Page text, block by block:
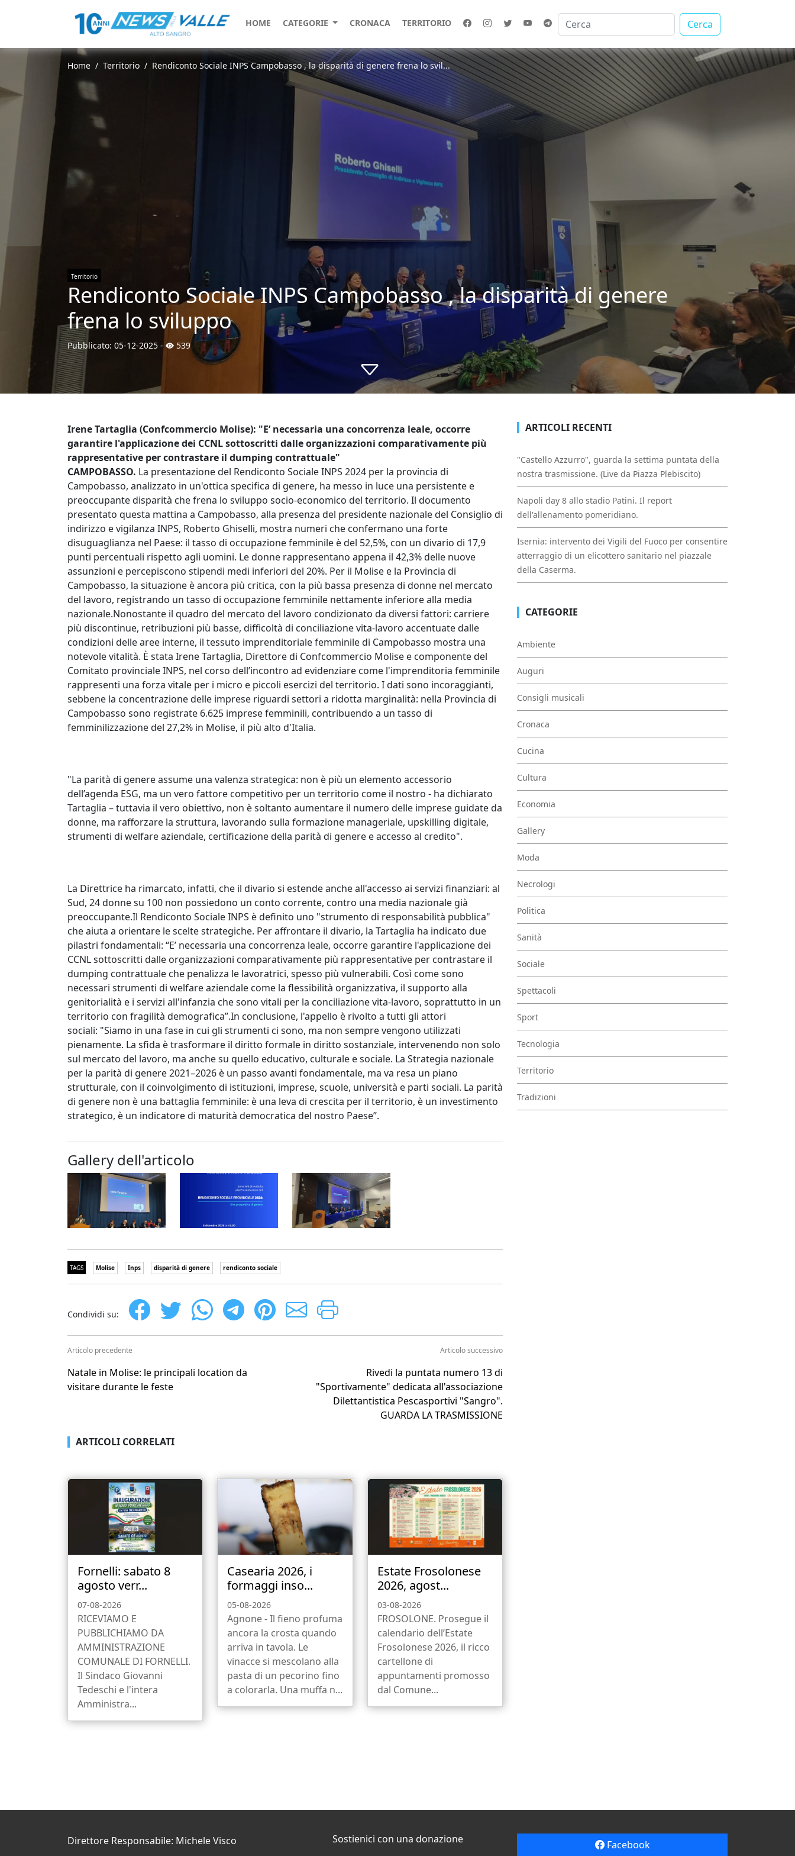
HOME CATEGORIE CRONACA TERRITORIO Cerca
Home Territorio Rendiconto Sociale INPS Campobasso , la disparità di genere frena lo svil...
Territorio
Rendiconto Sociale INPS Campobasso , la disparità di genere
frena lo sviluppo
Pubblicato: 05-12-2025 - 539
Irene Tartaglia (Confcommercio Molise): "E’ necessaria una concorrenza leale, occorre
garantire l'applicazione dei CCNL sottoscritti dalle organizzazioni comparativamente più
rappresentative per contrastare il dumping contrattuale"
CAMPOBASSO. La presentazione del Rendiconto Sociale INPS 2024 per la provincia di
Campobasso, analizzato in un'ottica specifica di genere, ha messo in luce una persistente e
preoccupante disparità che frena lo sviluppo socio-economico del territorio. Il documento
presentato questa mattina a Campobasso, alla presenza del presidente nazionale del Consiglio di
indirizzo e vigilanza INPS, Roberto Ghiselli, mostra numeri che confermano una forte
disuguaglianza nel Paese: il tasso di occupazione femminile è del 52,5%, con un divario di 17,9
punti percentuali rispetto agli uomini. Le donne rappresentano appena il 42,3% delle nuove
assunzioni e percepiscono stipendi medi inferiori del 20%. Per il Molise e la Provincia di
Campobasso, la situazione è ancora più critica, con la più bassa presenza di donne nel mercato
del lavoro, registrando un tasso di occupazione femminile nettamente inferiore alla media
nazionale.Nonostante il quadro del mercato del lavoro condizionato da diversi fattori: carriere
più discontinue, retribuzioni più basse, difficoltà di conciliazione vita-lavoro accentuate dalle
condizioni delle aree interne, il tessuto imprenditoriale femminile di Campobasso mostra una
notevole vitalità. È stata Irene Tartaglia, Direttore di Confcommercio Molise e componente del
Comitato provinciale INPS, nel corso dell’incontro ad evidenziare come l'imprenditoria femminile
rappresenti una forza vitale per i micro e piccoli esercizi del territorio. I dati sono incoraggianti,
sebbene la concentrazione delle imprese riguardi settori a ridotta marginalità: nella Provincia di
Campobasso sono registrate 6.625 imprese femminili, contribuendo a un tasso di
femminilizzazione del 27,2% in Molise, il più alto d'Italia.
"La parità di genere assume una valenza strategica: non è più un elemento accessorio
dell’agenda ESG, ma un vero fattore competitivo per un territorio come il nostro - ha dichiarato
Tartaglia – tuttavia il vero obiettivo, non è soltanto aumentare il numero delle imprese guidate da
donne, ma rafforzare la struttura, lavorando sulla formazione manageriale, upskilling digitale,
strumenti di welfare aziendale, certificazione della parità di genere e accesso al credito".
La Direttrice ha rimarcato, infatti, che il divario si estende anche all'accesso ai servizi finanziari: al
Sud, 24 donne su 100 non possiedono un conto corrente, contro una media nazionale già
preoccupante.Il Rendiconto Sociale INPS è definito uno "strumento di responsabilità pubblica"
che aiuta a orientare le scelte strategiche. Per affrontare il divario, la Tartaglia ha indicato due
pilastri fondamentali: “E’ necessaria una concorrenza leale, occorre garantire l'applicazione dei
CCNL sottoscritti dalle organizzazioni comparativamente più rappresentative per contrastare il
dumping contrattuale che penalizza le lavoratrici, spesso più vulnerabili. Così come sono
necessari strumenti di welfare aziendale come la flessibilità organizzativa, il supporto alla
genitorialità e i servizi all'infanzia che sono vitali per la conciliazione vita-lavoro, soprattutto in un
territorio con fragilità demografica”.In conclusione, l'appello è rivolto a tutti gli attori
sociali: "Siamo in una fase in cui gli strumenti ci sono, ma non sempre vengono utilizzati
pienamente. La sfida è trasformare il diritto formale in diritto sostanziale, intervenendo non solo
sul mercato del lavoro, ma anche su quello educativo, culturale e sociale. La Strategia nazionale
per la parità di genere 2021–2026 è un passo avanti fondamentale, ma va resa un piano
strutturale, con il coinvolgimento di istituzioni, imprese, scuole, università e parti sociali. La parità
di genere non è una battaglia femminile: è una leva di crescita per il territorio, è un investimento
strategico, è un indicatore di maturità democratica del nostro Paese”.
Gallery dell'articolo
TAGS Molise Inps disparità di genere rendiconto sociale
Condividi su:
Articolo precedente
Natale in Molise: le principali location da
visitare durante le feste
Articolo successivo
Rivedi la puntata numero 13 di
"Sportivamente" dedicata all'associazione
Dilettantistica Pescasportivi "Sangro".
GUARDA LA TRASMISSIONE
ARTICOLI CORRELATI
Fornelli: sabato 8
agosto verr...
07-08-2026
RICEVIAMO E
PUBBLICHIAMO DA
AMMINISTRAZIONE
COMUNALE DI FORNELLI.
Il Sindaco Giovanni
Tedeschi e l'intera
Amministra...
Casearia 2026, i
formaggi inso...
05-08-2026
Agnone - Il fieno profuma
ancora la crosta quando
arriva in tavola. Le
vinacce si mescolano alla
pasta di un pecorino fino
a colorarla. Una muffa n...
Estate Frosolonese
2026, agost...
03-08-2026
FROSOLONE. Prosegue il
calendario dell’Estate
Frosolonese 2026, il ricco
cartellone di
appuntamenti promosso
dal Comune...
ARTICOLI RECENTI
"Castello Azzurro", guarda la settima puntata della
nostra trasmissione. (Live da Piazza Plebiscito)
Napoli day 8 allo stadio Patini. Il report
dell'allenamento pomeridiano.
Isernia: intervento dei Vigili del Fuoco per consentire
atterraggio di un elicottero sanitario nel piazzale
della Caserma.
CATEGORIE
Ambiente
Auguri
Consigli musicali
Cronaca
Cucina
Cultura
Economia
Gallery
Moda
Necrologi
Politica
Sanità
Sociale
Spettacoli
Sport
Tecnologia
Territorio
Tradizioni
Direttore Responsabile: Michele Visco Sostienici con una donazione Facebook